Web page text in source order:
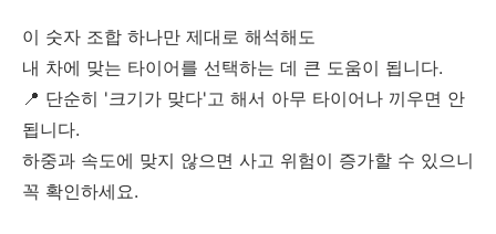
이 숫자 조합 하나만 제대로 해석해도
내 차에 맞는 타이어를 선택하는 데 큰 도움이 됩니다.
📍 단순히 '크기가 맞다'고 해서 아무 타이어나 끼우면 안
됩니다.
하중과 속도에 맞지 않으면 사고 위험이 증가할 수 있으니
꼭 확인하세요.